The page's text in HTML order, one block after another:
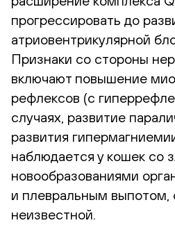
прогрессировать до
атриовентрикулярной
Признаки со стороны
включают повышение
рефлексов (с
случаях, развитие
развития
наблюдается у кошек со
новообразованиями
и плевральным выпотом,
неизвестной.